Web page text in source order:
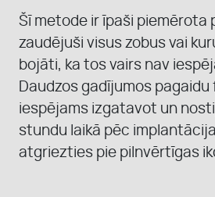
Šī metode ir īpaši piemērota
zaudējuši visus zobus vai
bojāti, ka tos vairs nav
Daudzos gadījumos
iespējams izgatavot un
stundu laikā pēc
atgriezties pie pilnvērtīgas